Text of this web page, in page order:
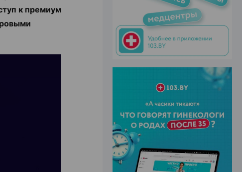
к премиум
ЭФФЕКТИВНАЯ РЕКЛАМА НА САЙТЕ